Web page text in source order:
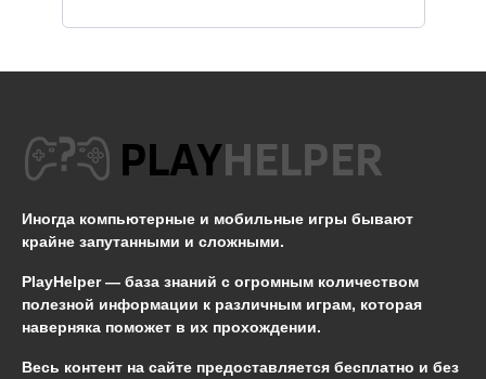
Иногда компьютерные и мобильные игры бывают
крайне запутанными и сложными.
PlayHelper — база знаний с огромным количеством
полезной информации к различным играм, которая
наверняка поможет в их прохождении.
Весь контент на сайте предоставляется бесплатно и без